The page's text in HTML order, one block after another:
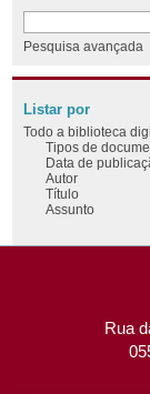
Pesquisa avançada
Listar por
Todo a biblioteca
Tipos de
Data de
Autor
Título
Assunto
Rua